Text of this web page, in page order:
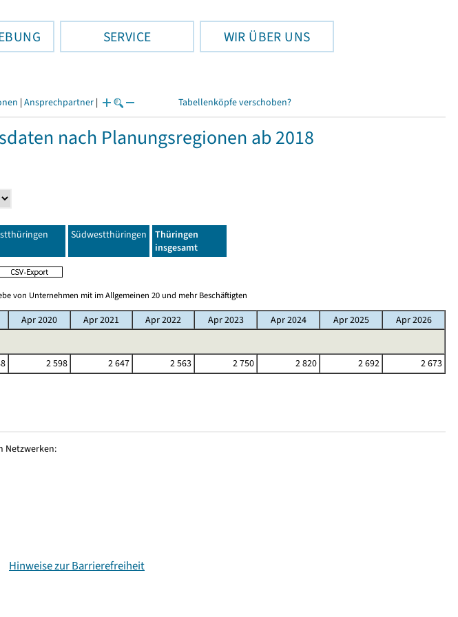
SERVICE WIR ÜBER UNS
| Ansprechpartner | Tabellenköpfe verschoben?
nach Planungsregionen ab 2018
Südwestthüringen
Thüringen
insgesamt
von Unternehmen mit im Allgemeinen 20 und mehr Beschäftigten
Apr 2020 Apr 2021 Apr 2022 Apr 2023 Apr 2024 Apr 2025 Apr 2026
2 598 2 647 2 563 2 750 2 820 2 692 2 673
Netzwerken:
Hinweise zur Barrierefreiheit